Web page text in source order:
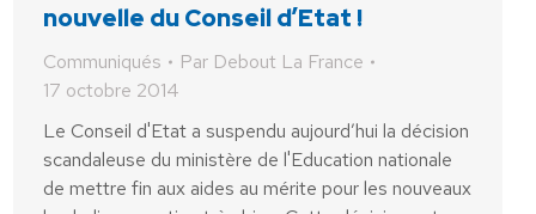
nouvelle du Conseil d’Etat !
Communiqués Par Debout La France
17 octobre 2014
Le Conseil d'Etat a suspendu aujourd’hui la décision
scandaleuse du ministère de l'Education nationale
de mettre fin aux aides au mérite pour les nouveaux